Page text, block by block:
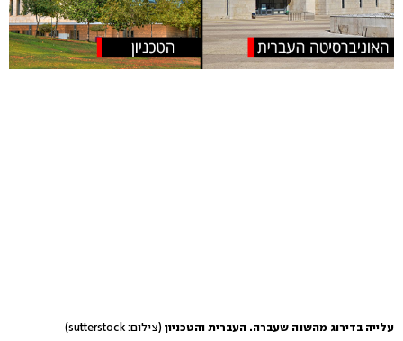
עלייה בדירוג מהשנה שעברה. העברית והטכניון (צילום: sutterstock)